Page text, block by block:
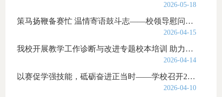
2026-05-18
策马扬鞭备赛忙 温情寄语鼓斗志——校领导慰问备战2026年上海市职业院校学生技能大赛师生
2026-04-15
我校开展教学工作诊断与改进专题校本培训 助力教育教学高质量发展
2026-04-14
以赛促学强技能，砥砺奋进正当时——学校召开2026年上海市职业院校学生技能大赛参赛动员会
2026-04-10